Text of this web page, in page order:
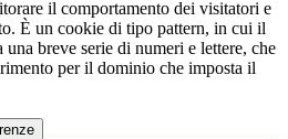
il comportamento dei visitatori e
È un cookie di tipo pattern, in cui il
una breve serie di numeri e lettere, che
per il dominio che imposta il